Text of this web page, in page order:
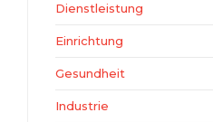
Dienstleistung
Einrichtung
Gesundheit
Industrie